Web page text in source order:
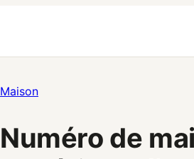
Maison
Numéro de